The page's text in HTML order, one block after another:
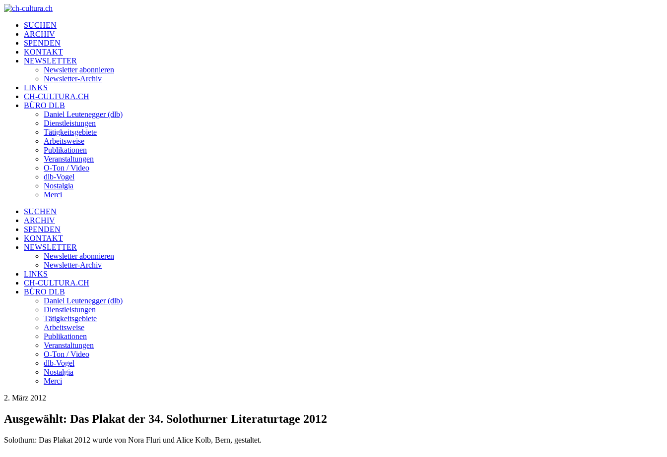
SUCHEN
ARCHIV
SPENDEN
KONTAKT
NEWSLETTER
Newsletter abonnieren
Newsletter-Archiv
LINKS
CH-CULTURA.CH
BÜRO DLB
Daniel Leutenegger (dlb)
Dienstleistungen
Tätigkeitsgebiete
Arbeitsweise
Publikationen
Veranstaltungen
O-Ton / Video
dlb-Vogel
Nostalgia
Merci
SUCHEN
ARCHIV
SPENDEN
KONTAKT
NEWSLETTER
Newsletter abonnieren
Newsletter-Archiv
LINKS
CH-CULTURA.CH
BÜRO DLB
Daniel Leutenegger (dlb)
Dienstleistungen
Tätigkeitsgebiete
Arbeitsweise
Publikationen
Veranstaltungen
O-Ton / Video
dlb-Vogel
Nostalgia
Merci
2. März 2012
Ausgewählt: Das Plakat der 34. Solothurner Literaturtage 2012
Solothurn: Das Plakat 2012 wurde von Nora Fluri und Alice Kolb, Bern, gestaltet.